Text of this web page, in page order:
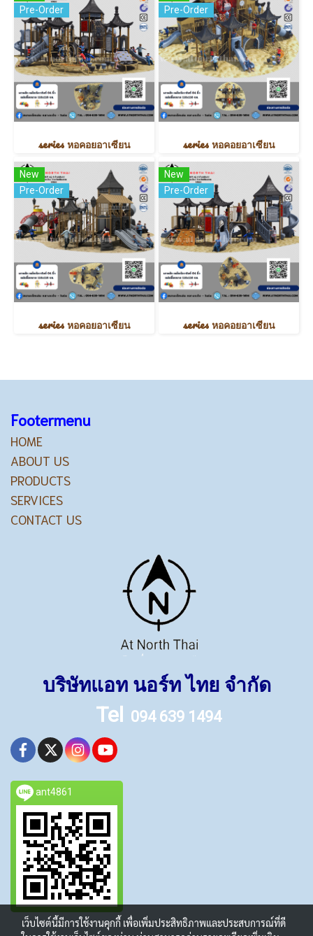
Pre-Order
series หอคอยอาเซียน
Pre-Order
series หอคอยอาเซียน
New
Pre-Order
series หอคอยอาเซียน
New
Pre-Order
series หอคอยอาเซียน
Footermenu
HOME
ABOUT US
PRODUCTS
SERVICES
CONTACT US
บริษัทแอท นอร์ท ไทย จำกัด
Tel 094 639 1494
ant4861
เว็บไซต์นี้มีการใช้งานคุกกี้ เพื่อเพิ่มประสิทธิภาพและประสบการณ์ที่ดี